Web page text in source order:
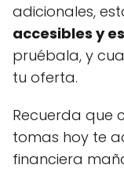
adicionales,
accesibles y
pruébala, y
tu oferta.
Recuerda que
tomas hoy te
financiera